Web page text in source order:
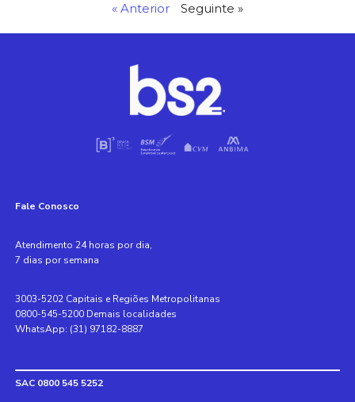
« Anterior Seguinte »
Fale Conosco
Atendimento 24 horas por dia,
7 dias por semana
3003-5202 Capitais e Regiões Metropolitanas
0800-545-5200 Demais localidades
WhatsApp: (31) 97182-8887
SAC 0800 545 5252